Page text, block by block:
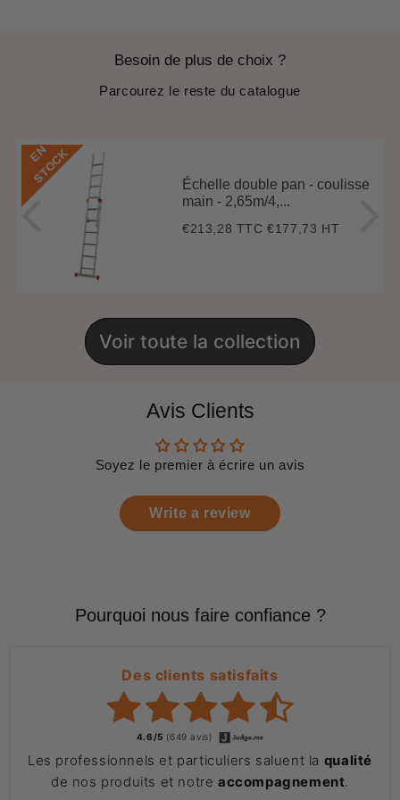
Besoin de plus de choix ?
Parcourez le reste du catalogue
E
N
S
T
O
C
K
Échelle double pan - coulisse
main - 2,65m/4,...
Prix
€213,28 TTC€213,28
€177,73 HT
Voir toute la collection
Avis Clients
Soyez le premier à écrire un avis
Write a review
Pourquoi nous faire confiance ?
Des clients satisfaits
4.6/5 (649 avis)
Les professionnels et particuliers saluent la qualité
de nos produits et notre accompagnement.